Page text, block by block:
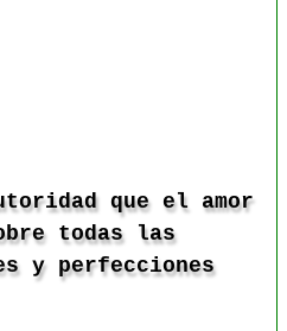
que el amor
todas las
y perfecciones